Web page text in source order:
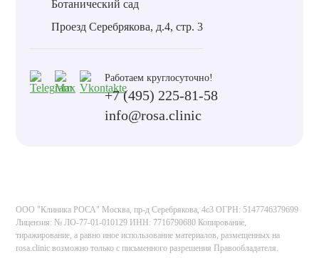
Ботанический сад
Проезд Серебрякова, д.4, стр. 3
Работаем круглосуточно!
+7 (495) 225-81-58
info@rosa.clinic
ООО "Клиника РОСА" Москва, пр-д Серебрякова, 4с3 ОГРН: 5147746379699
Лицензия: № ЛО-77-01-010129 ИНН: 7716790680 Копирование,
тиражирование, а равно иное использование материалов, размещенных на
rosa.clinic возможно только с письменного разрешения Правообладателя.